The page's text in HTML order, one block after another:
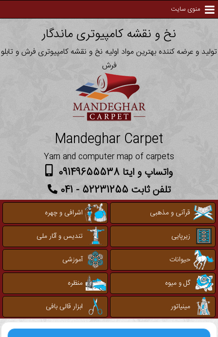
منوی سایت
نخ و نقشه کامپیوتری ماندگار
تولید و عرضه کننده بهترین مواد اولیه نخ و نقشه کامپیوتری فرش و تابلو
فرش
Mandeghar Carpet
Yarn and computer map of carpets
واتساپ و ایتا 09149655538
تلفن ثابت 52231255 - 041
قرآنی و مذهبی
اشرافی و چهره
زیرپایی
تندیس و آثار ملی
حیوانات
آموزشی
گل و میوه
منظره
مینیاتور
ابزار قالی بافی